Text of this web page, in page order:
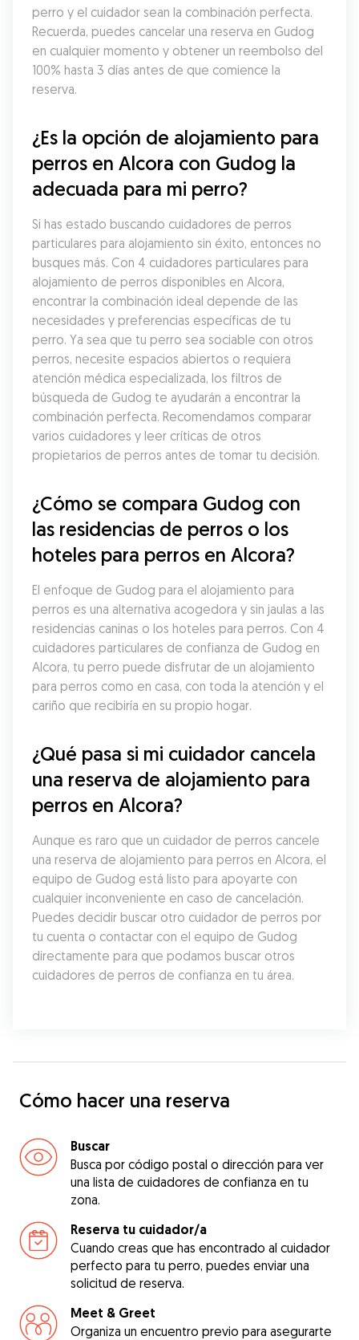
perro y el cuidador sean la combinación perfecta.
Recuerda, puedes cancelar una reserva en Gudog
en cualquier momento y obtener un reembolso del
100% hasta 3 días antes de que comience la
reserva.
¿Es la opción de alojamiento para
perros en Alcora con Gudog la
adecuada para mi perro?
Si has estado buscando cuidadores de perros
particulares para alojamiento sin éxito, entonces no
busques más. Con 4 cuidadores particulares para
alojamiento de perros disponibles en Alcora,
encontrar la combinación ideal depende de las
necesidades y preferencias específicas de tu
perro. Ya sea que tu perro sea sociable con otros
perros, necesite espacios abiertos o requiera
atención médica especializada, los filtros de
búsqueda de Gudog te ayudarán a encontrar la
combinación perfecta. Recomendamos comparar
varios cuidadores y leer críticas de otros
propietarios de perros antes de tomar tu decisión.
¿Cómo se compara Gudog con
las residencias de perros o los
hoteles para perros en Alcora?
El enfoque de Gudog para el alojamiento para
perros es una alternativa acogedora y sin jaulas a las
residencias caninas o los hoteles para perros. Con 4
cuidadores particulares de confianza de Gudog en
Alcora, tu perro puede disfrutar de un alojamiento
para perros como en casa, con toda la atención y el
cariño que recibiría en su propio hogar.
¿Qué pasa si mi cuidador cancela
una reserva de alojamiento para
perros en Alcora?
Aunque es raro que un cuidador de perros cancele
una reserva de alojamiento para perros en Alcora, el
equipo de Gudog está listo para apoyarte con
cualquier inconveniente en caso de cancelación.
Puedes decidir buscar otro cuidador de perros por
tu cuenta o contactar con el equipo de Gudog
directamente para que podamos buscar otros
cuidadores de perros de confianza en tu área.
Cómo hacer una reserva
Buscar
Busca por código postal o dirección para ver
una lista de cuidadores de confianza en tu
zona.
Reserva tu cuidador/a
Cuando creas que has encontrado al cuidador
perfecto para tu perro, puedes enviar una
solicitud de reserva.
Meet & Greet
Organiza un encuentro previo para asegurarte